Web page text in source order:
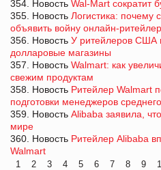
354. Новость Wal-Mart сократит
355. Новость Логистика: почему
объявить войну онлайн-
356. Новость У ритейлеров США
долларовые магазины
357. Новость Walmart: как
свежим продуктам
358. Новость Ритейлер Walmart
подготовки менеджеров
359. Новость Alibaba заявила,
мире
360. Новость Ритейлер Alibaba
Walmart
1 2 3 4 5 6 7 8 9